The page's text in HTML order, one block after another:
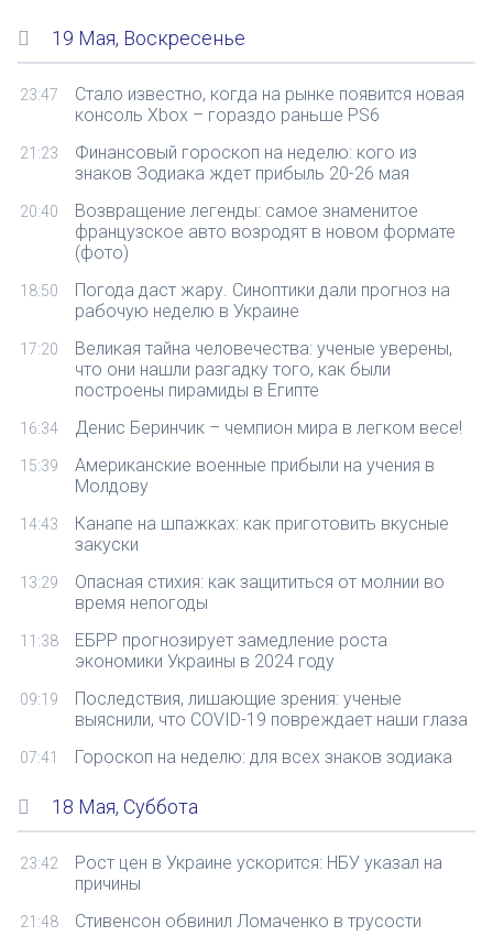
19 Мая, Воскресенье
23:47
Стало известно, когда на рынке появится новая
консоль Xbox – гораздо раньше PS6
21:23
Финансовый гороскоп на неделю: кого из
знаков Зодиака ждет прибыль 20-26 мая
20:40
Возвращение легенды: самое знаменитое
французское авто возродят в новом формате
(фото)
18:50
Погода даст жару. Синоптики дали прогноз на
рабочую неделю в Украине
17:20
Великая тайна человечества: ученые уверены,
что они нашли разгадку того, как были
построены пирамиды в Египте
16:34 Денис Беринчик – чемпион мира в легком весе!
15:39
Американские военные прибыли на учения в
Молдову
14:43
Канапе на шпажках: как приготовить вкусные
закуски
13:29
Опасная стихия: как защититься от молнии во
время непогоды
11:38
ЕБРР прогнозирует замедление роста
экономики Украины в 2024 году
09:19
Последствия, лишающие зрения: ученые
выяснили, что COVID-19 повреждает наши глаза
07:41 Гороскоп на неделю: для всех знаков зодиака
18 Мая, Суббота
23:42
Рост цен в Украине ускорится: НБУ указал на
причины
21:48 Стивенсон обвинил Ломаченко в трусости